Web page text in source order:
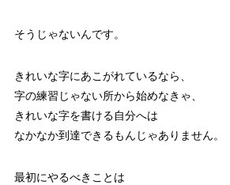
そうじゃないんです。
きれいな字にあこがれているなら、
字の練習じゃない所から始めなきゃ、
きれいな字を書ける自分へは
なかなか到達できるもんじゃありません。
最初にやるべきことは